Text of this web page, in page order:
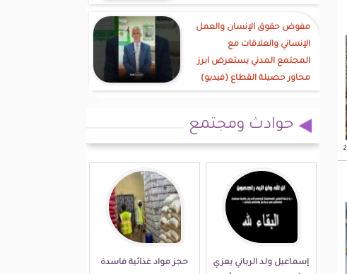
مفوض حقوق الإنسان والعمل
الإنساني والعلاقات مع
المجتمع المدني يستعرض ابرز
محاور حصيلة القطاع (فيديو)
حوادث ومجتمع
إسماعيل ولد الرباني يعزي
حجز مواد غذائية فاسدة